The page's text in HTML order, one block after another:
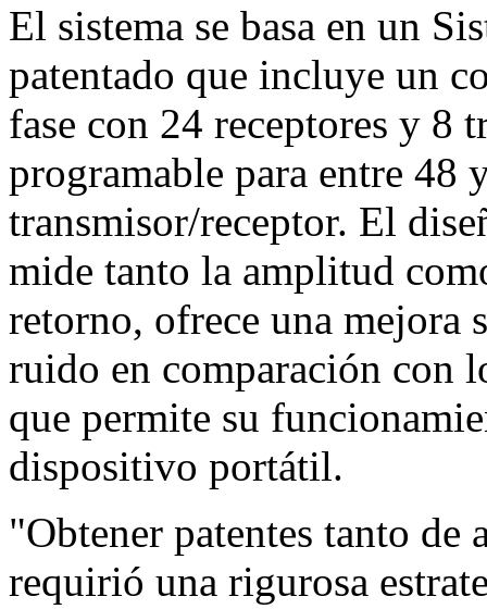
El sistema se basa en un
patentado que incluye un
fase con 24 receptores y 8
programable para entre 48
transmisor/receptor. El
mide tanto la amplitud
retorno, ofrece una mejora
ruido en comparación con
que permite su
dispositivo portátil.
"Obtener patentes tanto de
requirió una rigurosa